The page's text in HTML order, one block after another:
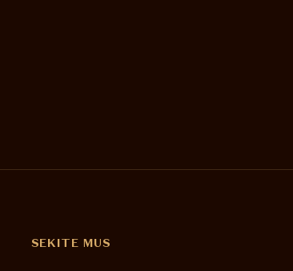
SEKITE MUS